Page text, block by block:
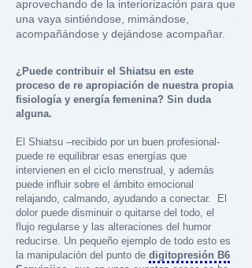
aprovechando de la interiorización para que
una vaya sintiéndose, mimándose,
acompañándose y dejándose acompañar.
¿Puede contribuir el Shiatsu en este
proceso de re apropiación de nuestra propia
fisiología y energía femenina? Sin duda
alguna.
El Shiatsu –recibido por un buen profesional-
puede re equilibrar esas energías que
intervienen en el ciclo menstrual, y además
puede influir sobre el ámbito emocional
relajando, calmando, ayudando a conectar. El
dolor puede disminuir o quitarse del todo, el
flujo regularse y las alteraciones del humor
reducirse. Un pequeño ejemplo de todo esto es
la manipulación del punto de digitopresión B6